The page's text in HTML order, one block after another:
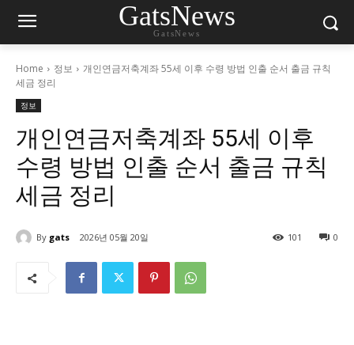
GatsNews
GatsNews
Home 정보
개인연금저축계좌 55세 이후 수령 방법 인출 순서 출금 규칙
세금 정리
정보
개인연금저축계좌 55세 이후
수령 방법 인출 순서 출금 규칙
세금 정리
By gats 2026년 05월 20일 0
101